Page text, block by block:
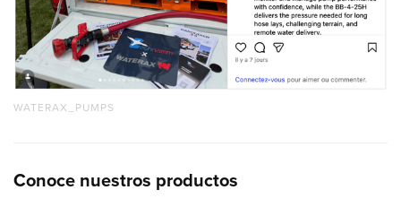
WATERAX_PUMPS
Conoce nuestros productos